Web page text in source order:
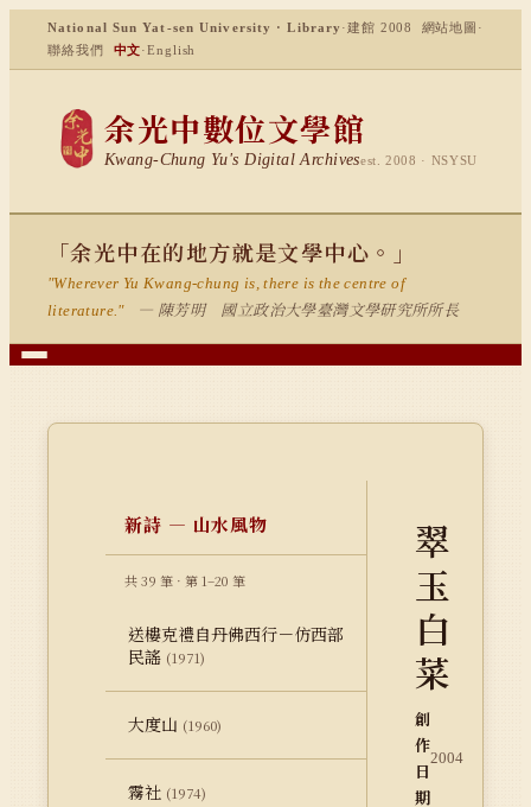
National Sun Yat-sen University · Library ·建館 2008 網站地圖 ·
聯絡我們
中文·English
余光中數位文學館
Kwang-Chung Yu's Digital Archivesest. 2008 · NSYSU
「余光中在的地方就是文學中心。」
"Wherever Yu Kwang-chung is, there is the centre of
literature."
— 陳芳明 國立政治大學臺灣文學研究所所長
新詩 — 山水風物
共 39 筆 · 第 1–20 筆
送樓克禮自丹佛西行－仿西部
民謠 (1971)
大度山 (1960)
霧社 (1974)
翠
玉
白
菜
創
作
日
期
2004